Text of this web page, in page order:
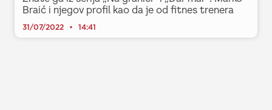
Braić i njegov profil kao da je od fitnes trenera
31/07/2022 14:41